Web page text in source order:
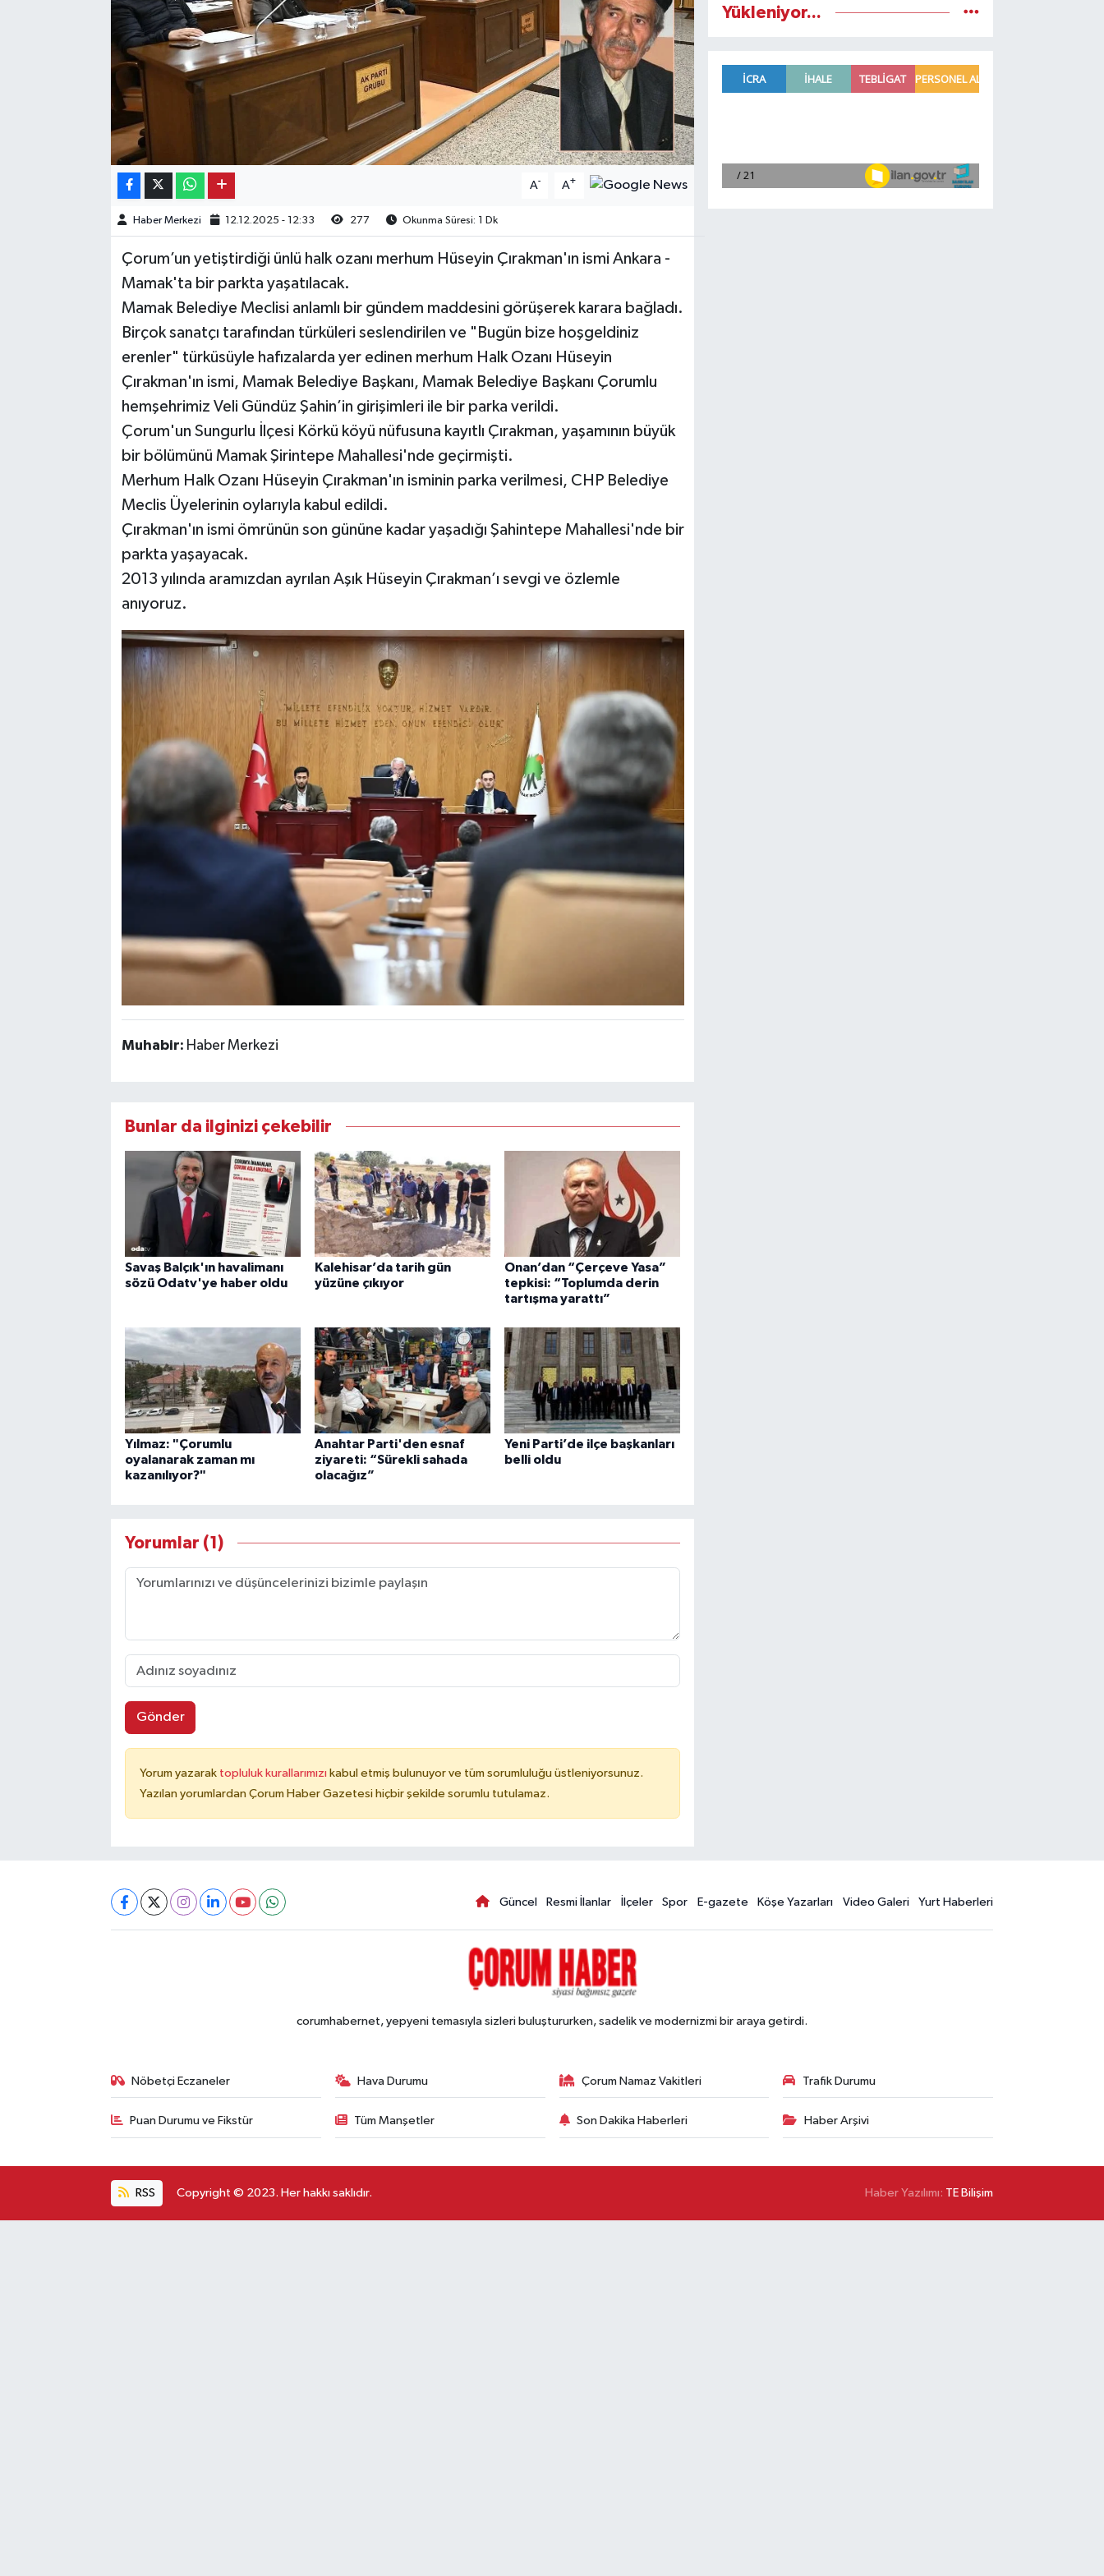
A- A+
Haber Merkezi 12.12.2025 - 12:33 277 Okunma Süresi: 1 Dk
Çorum’un yetiştirdiği ünlü halk ozanı merhum Hüseyin Çırakman'ın ismi Ankara -
Mamak'ta bir parkta yaşatılacak.
Mamak Belediye Meclisi anlamlı bir gündem maddesini görüşerek karara bağladı.
Birçok sanatçı tarafından türküleri seslendirilen ve "Bugün bize hoşgeldiniz
erenler" türküsüyle hafızalarda yer edinen merhum Halk Ozanı Hüseyin
Çırakman'ın ismi, Mamak Belediye Başkanı, Mamak Belediye Başkanı Çorumlu
hemşehrimiz Veli Gündüz Şahin’in girişimleri ile bir parka verildi.
Çorum'un Sungurlu İlçesi Körkü köyü nüfusuna kayıtlı Çırakman, yaşamının büyük
bir bölümünü Mamak Şirintepe Mahallesi'nde geçirmişti.
Merhum Halk Ozanı Hüseyin Çırakman'ın isminin parka verilmesi, CHP Belediye
Meclis Üyelerinin oylarıyla kabul edildi.
Çırakman'ın ismi ömrünün son gününe kadar yaşadığı Şahintepe Mahallesi'nde bir
parkta yaşayacak.
2013 yılında aramızdan ayrılan Aşık Hüseyin Çırakman’ı sevgi ve özlemle
anıyoruz.
Muhabir: Haber Merkezi
Bunlar da ilginizi çekebilir
Savaş Balçık'ın havalimanı
sözü Odatv'ye haber oldu
Kalehisar’da tarih gün
yüzüne çıkıyor
Onan’dan “Çerçeve Yasa”
tepkisi: “Toplumda derin
tartışma yarattı”
Yılmaz: "Çorumlu
oyalanarak zaman mı
kazanılıyor?"
Anahtar Parti'den esnaf
ziyareti: “Sürekli sahada
olacağız”
Yeni Parti’de ilçe başkanları
belli oldu
Yorumlar (1)
Gönder
Yorum yazarak topluluk kurallarımızı kabul etmiş bulunuyor ve tüm sorumluluğu üstleniyorsunuz.
Yazılan yorumlardan Çorum Haber Gazetesi hiçbir şekilde sorumlu tutulamaz.
Yükleniyor...
Güncel Resmi İlanlar İlçeler Spor E-gazete Köşe Yazarları Video Galeri Yurt Haberleri
corumhabernet, yepyeni temasıyla sizleri buluştururken, sadelik ve modernizmi bir araya getirdi.
Nöbetçi Eczaneler Hava Durumu Çorum Namaz Vakitleri Trafik Durumu
Puan Durumu ve Fikstür Tüm Manşetler Son Dakika Haberleri Haber Arşivi
RSS Copyright © 2023. Her hakkı saklıdır. Haber Yazılımı: TE Bilişim
Osmancık